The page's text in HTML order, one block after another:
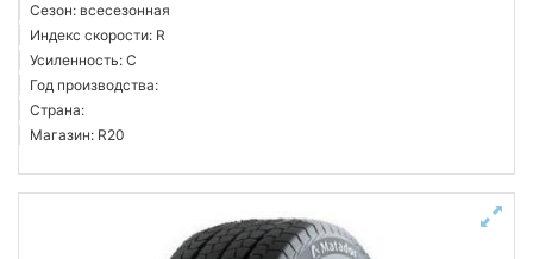
Сезон: всесезонная
Индекс скорости: R
Усиленность: C
Год производства:
Страна:
Магазин: R20